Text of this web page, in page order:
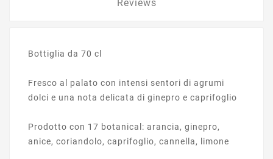
Reviews
Bottiglia da 70 cl
Fresco al palato con intensi sentori di agrumi
dolci e una nota delicata di ginepro e caprifoglio
Prodotto con 17 botanical: arancia, ginepro,
anice, coriandolo, caprifoglio, cannella, limone